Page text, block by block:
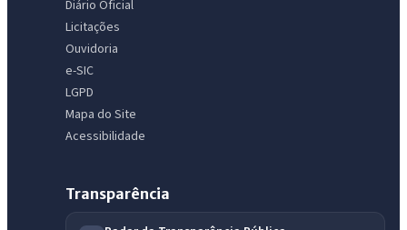
Diário Oficial
Licitações
Ouvidoria
e-SIC
LGPD
Mapa do Site
Acessibilidade
Transparência